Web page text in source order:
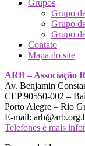
Grupos
Grupo
Grupo
Grupo
Contato
Mapa do site
ARB – Associação
Av. Benjamin
CEP 90550-002 –
Porto Alegre – Rio
E-mail:
Telefones e mais